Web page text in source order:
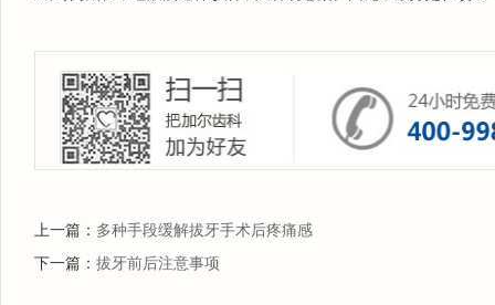
上一篇： 多种手段缓解拔牙手术后疼痛感
下一篇： 拔牙前后注意事项